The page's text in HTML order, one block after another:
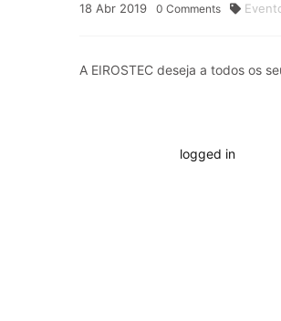
18 Abr 2019 0 Comments
A EIROSTEC deseja a todos os
logged in